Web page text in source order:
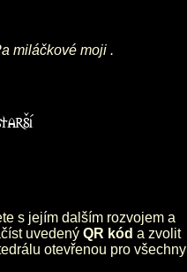
miláčkové moji .
s jejím dalším rozvojem a
uvedený QR kód a zvolit
otevřenou pro všechny